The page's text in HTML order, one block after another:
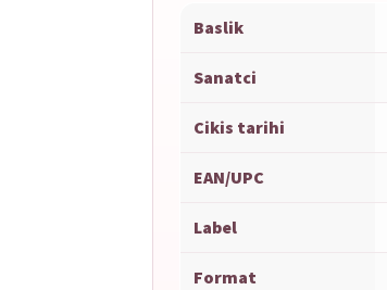
Baslik
Sanatci
Cikis tarihi
EAN/UPC
Label
Format